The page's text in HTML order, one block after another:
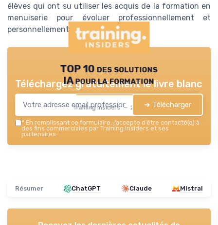
élèves qui ont su utiliser les acquis de la formation en
menuiserie pour évoluer professionnellement et
personnellement.
TOP 10 des solutions
IA pour la formation
Training Insiders — 2026
Téléchargez gratuitement le livre blanc
➔ Télécharger
* En remplissant ce formulaire, j’accepte d’être contacté(e) à
des fins commerciales par Training Insiders et ses
partenaires.
Résumer ChatGPT Claude Mistral